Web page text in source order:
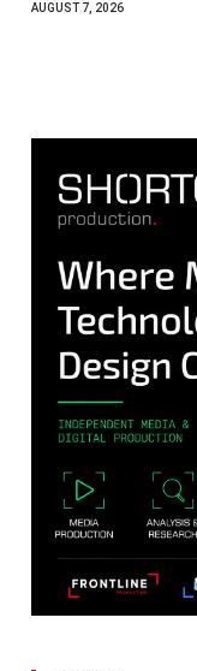
AUGUST 7, 2026